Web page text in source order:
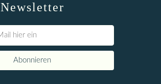
Newsletter